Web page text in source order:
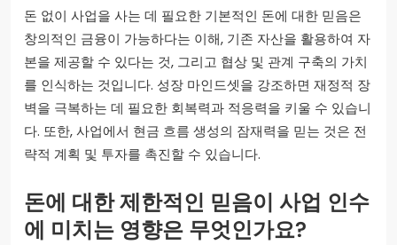
돈 없이 사업을 사는 데 필요한 기본적인 돈에 대한 믿음은
창의적인 금융이 가능하다는 이해, 기존 자산을 활용하여 자
본을 제공할 수 있다는 것, 그리고 협상 및 관계 구축의 가치
를 인식하는 것입니다. 성장 마인드셋을 강조하면 재정적 장
벽을 극복하는 데 필요한 회복력과 적응력을 키울 수 있습니
다. 또한, 사업에서 현금 흐름 생성의 잠재력을 믿는 것은 전
략적 계획 및 투자를 촉진할 수 있습니다.
돈에 대한 제한적인 믿음이 사업 인수
에 미치는 영향은 무엇인가요?